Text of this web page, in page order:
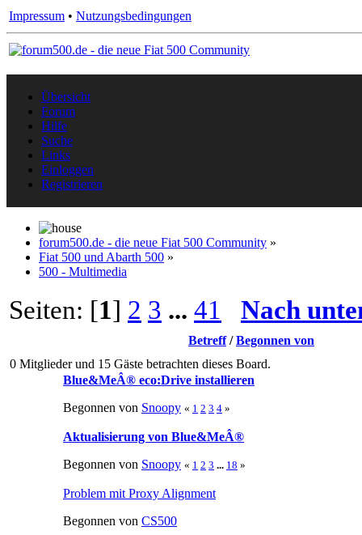
Impressum • Nutzungsbedingungen
Übersicht
Forum
Hilfe
Suche
Links
Einloggen
Registrieren
forum500.de - die neue Fiat 500 Community »
Fiat 500 und Abarth 500 »
500 - Multimedia
Seiten: [1] 2 3 ... 41 Nach
Betreff/Begonnen von
0 Mitglieder und 15 Gäste betrachten dieses Board.
Blue&MeÂ® eco:Drive installieren
Begonnen von Snoopy « 1 2 3 4 »
Aktualisierung von Blue&MeÂ®
Begonnen von Snoopy « 1 2 3 ... 18 »
Problem mit Proxy Alignment
Begonnen von CS500